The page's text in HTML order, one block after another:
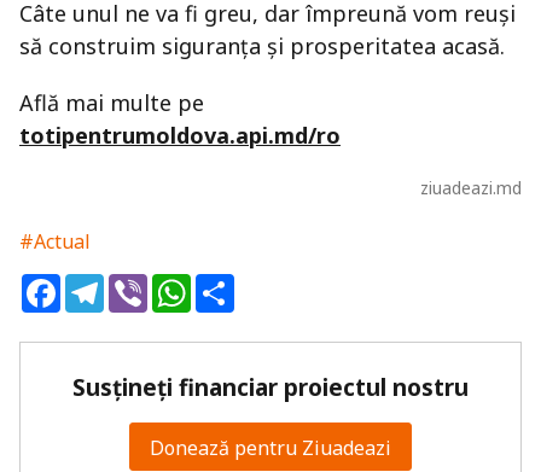
Câte unul ne va fi greu, dar împreună vom reuși
să construim siguranța și prosperitatea acasă.
Află mai multe pe
totipentrumoldova.api.md/ro
ziuadeazi.md
#Actual
FacebookTelegram
ViberWhatsApp
Susțineți financiar proiectul nostru
Donează pentru Ziuadeazi